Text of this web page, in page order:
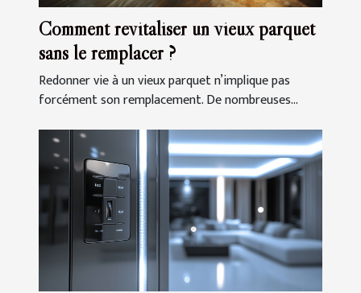
Comment revitaliser un vieux parquet
sans le remplacer ?
Redonner vie à un vieux parquet n’implique pas
forcément son remplacement. De nombreuses...